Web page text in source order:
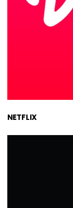
NETFLIX